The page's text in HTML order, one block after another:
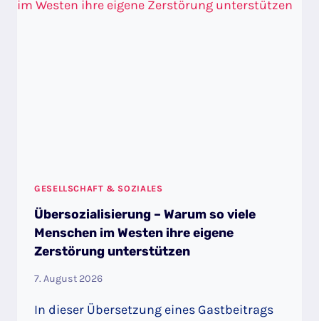
GESELLSCHAFT & SOZIALES
Übersozialisierung – Warum so viele
Menschen im Westen ihre eigene
Zerstörung unterstützen
7. August 2026
In dieser Übersetzung eines Gastbeitrags